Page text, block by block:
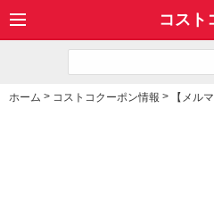
コスト
ホーム > コストコクーポン情報 >